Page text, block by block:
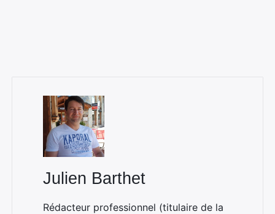
Julien Barthet
Rédacteur professionnel (titulaire de la